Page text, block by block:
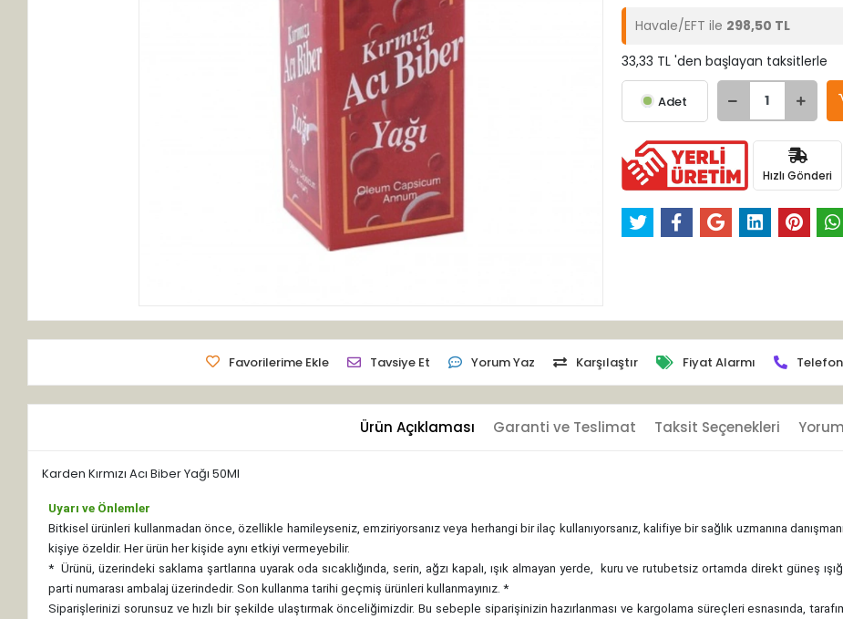
Havale/EFT ile 298,50 TL
33,33 TL 'den başlayan taksitlerle
Adet
Hızlı Gönderi
Favorilerime Ekle Tavsiye Et Yorum Yaz Karşılaştır Fiyat Alarmı
Ürün Açıklaması Garanti ve Teslimat Taksit Seçenekleri
Karden Kırmızı Acı Biber Yağı 50Ml
Uyarı ve Önlemler
Bitkisel ürünleri kullanmadan önce, özellikle hamileyseniz, emziriyorsanız veya herhangi bir ilaç kullanıyorsanız, kalifiye bir sağlık uzmanına
kişiye özeldir. Her ürün her kişide aynı etkiyi vermeyebilir.
* Ürünü, üzerindeki saklama şartlarına uyarak oda sıcaklığında, serin, ağzı kapalı, ışık almayan yerde, kuru ve rutubetsiz ortamda direkt güneş
parti numarası ambalaj üzerindedir. Son kullanma tarihi geçmiş ürünleri kullanmayınız. *
Siparişlerinizi sorunsuz ve hızlı bir şekilde ulaştırmak önceliğimizdir. Bu sebeple siparişinizin hazırlanması ve kargolama süreçleri esnasında,